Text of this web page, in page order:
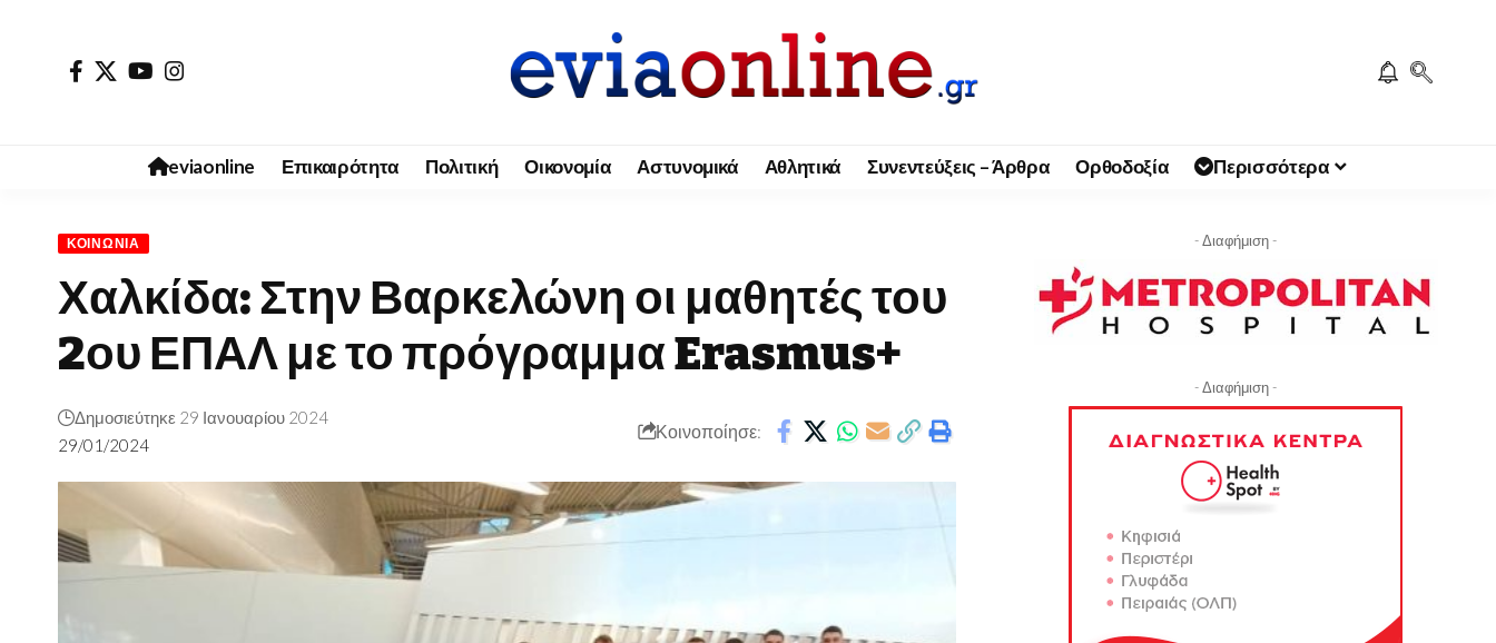
eviaonline Επικαιρότητα Πολιτική Οικονομία Αστυνομικά Αθλητικά Συνεντεύξεις – Άρθρα Ορθοδοξία Περισσότερα
ΚΟΙΝΩΝΊΑ
Χαλκίδα: Στην Βαρκελώνη οι μαθητές του
2ου ΕΠΑΛ με το πρόγραμμα Erasmus+
29/01/2024
Δημοσιεύτηκε 29 Ιανουαρίου 2024
Κοινοποίησε:
- Διαφήμιση -
- Διαφήμιση -